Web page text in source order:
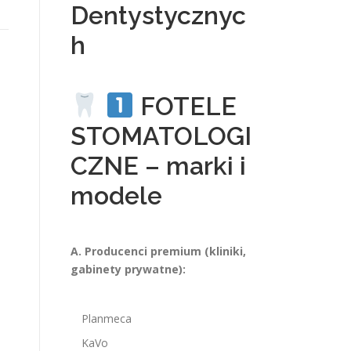
Dentystycznyc
h
FOTELE
STOMATOLOGI
CZNE – marki i
modele
A. Producenci premium (kliniki,
gabinety prywatne):
Planmeca
KaVo